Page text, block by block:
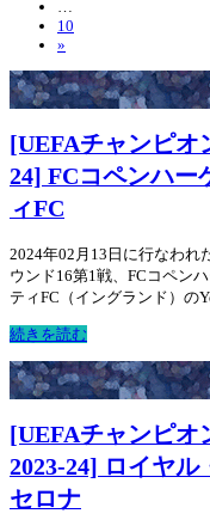
10
»
[UEFAチャンピオ
24] FCコペンハー
ィFC
2024年02月13日に行なわれ
ウンド16第1戦、FCコペン
ティFC（イングランド）の
続きを読む
[UEFAチャンピ
2023-24] ロイヤル
セロナ